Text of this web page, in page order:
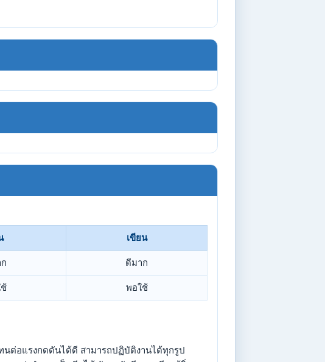
เขียน
ดีมาก
พอใช้
ต่อแรงกดดันได้ดี สามารถปฏิบัติงานได้ทุกรูป